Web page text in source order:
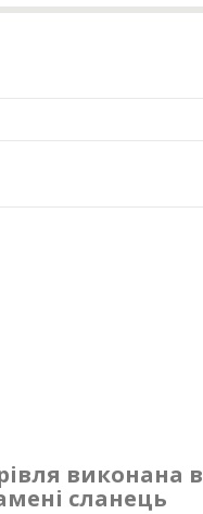
виконана в
сланець